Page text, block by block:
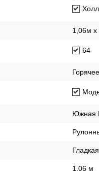
Холл
1,06м х
64
Южная
Гладкая
1.06 м